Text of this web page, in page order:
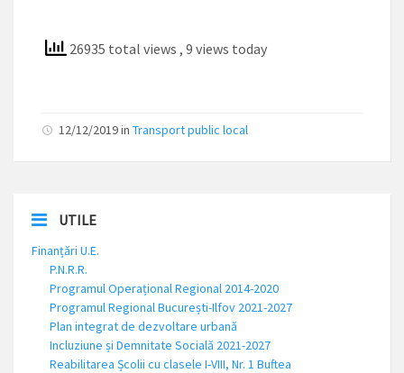
26935 total views , 9 views today
12/12/2019in Transport public local
UTILE
Finanțări U.E.
P.N.R.R.
Programul Operațional Regional 2014-2020
Programul Regional București-Ilfov 2021-2027
Plan integrat de dezvoltare urbană
Incluziune și Demnitate Socială 2021-2027
Reabilitarea Școlii cu clasele I-VIII, Nr. 1 Buftea